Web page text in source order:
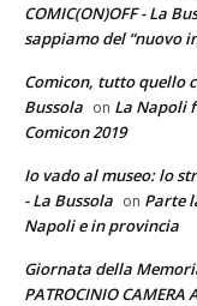
COMIC(ON)OFF - La
sappiamo del “nuovo
Comicon, tutto quello
Bussola on La Napoli
Comicon 2019
Io vado al museo: lo
- La Bussola on Parte
Napoli e in provincia
Giornata della
PATROCINIO CAMERA